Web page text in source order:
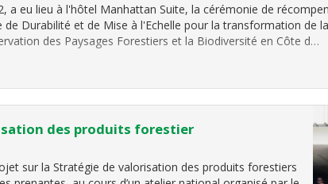
a eu lieu à l'hôtel Manhattan Suite, la cérémonie de
Durabilité et de Mise à l'Echelle pour la transformation de
des Paysages Forestiers et la Biodiversité en Côte d…
des produits forestier
sur la Stratégie de valorisation des produits forestiers